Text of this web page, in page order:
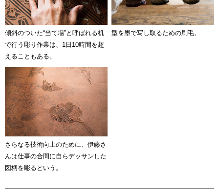
傾斜のついた“当て場”と呼ばれる机
で行う彫り作業は、1日10時間を超
えることもある。
型を墨で写し取るための刷毛。
さらなる技術向上のために、伊藤さ
んは仕事の合間に自らデッサンした
図柄を彫るという。